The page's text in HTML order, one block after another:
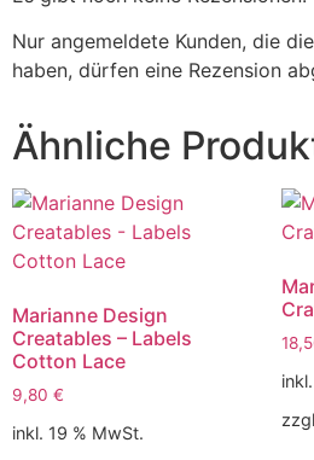
Nur angemeldete Kunden, die
haben, dürfen eine Rezension
Ähnliche
Marianne Design
Creatables – Labels
Cotton Lace
9,80 €
inkl. 19 % MwSt.